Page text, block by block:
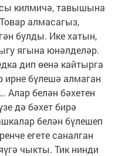
килмичә, тавышына
алмасагыз,
булды. Ике хатын,
ягына юнәлделәр.
дип өенә кайтырга
ирне бүлешә алмаган
Алар белән бәхетен
дә бәхет бирә
белән бүлешеп
егете саналган
чыкты. Тик нинди